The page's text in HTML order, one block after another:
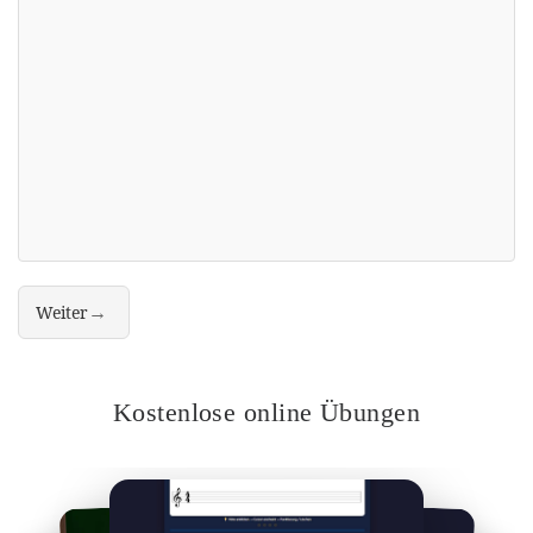
Weiter
"Noten-Trainer" online üben – kostenlos, ohne App, direkt im
→
Kostenlose online Übungen